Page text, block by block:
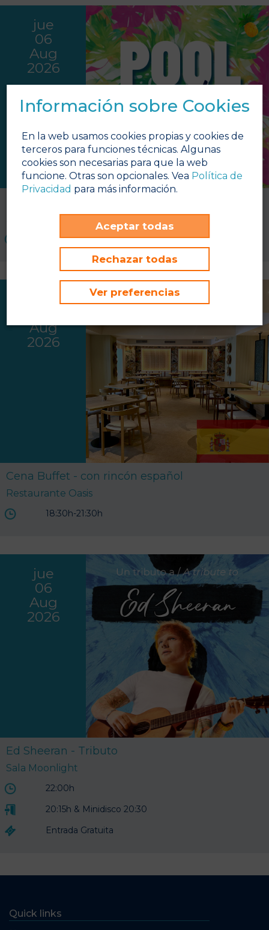
jue
06
Aug
2026
Zona piscinas
16:00h - 17:30h
Aug
2026
Cena Buffet - con rincón español
Restaurante Oasis
18:30h-21:30h
jue
06
Aug
2026
Ed Sheeran - Tributo
Sala Moonlight
22:00h
20:15h & Minidisco 20:30
Entrada Gratuita
Quick links
Información sobre Cookies
En la web usamos cookies propias y cookies de
terceros para funciones técnicas. Algunas
cookies son necesarias para que la web
funcione. Otras son opcionales. Vea Política de
Privacidad para más información.
Aceptar todas
Rechazar todas
Ver preferencias